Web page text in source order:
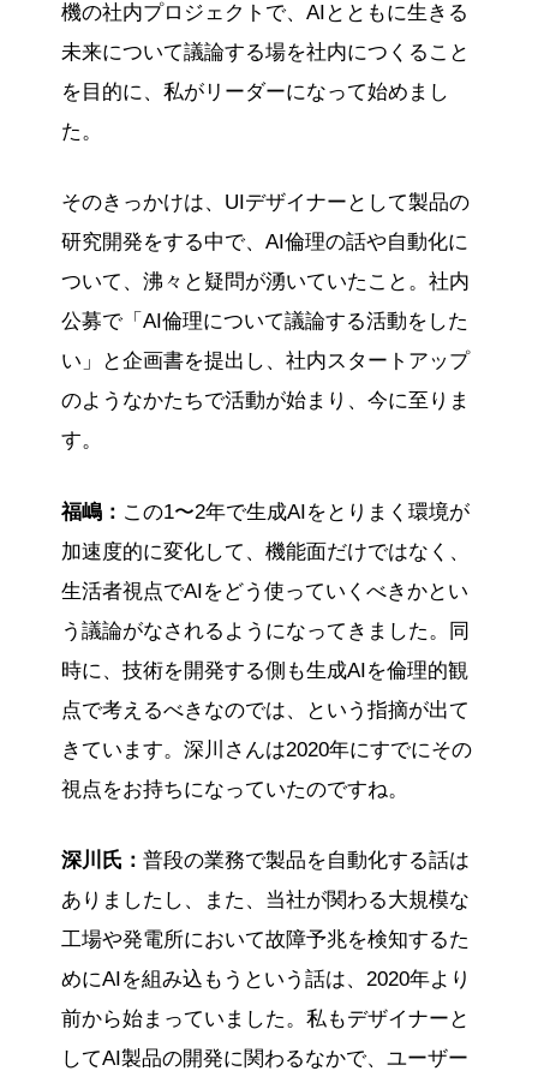
機の社内プロジェクトで、AIとともに生きる
未来について議論する場を社内につくること
を目的に、私がリーダーになって始めまし
た。
そのきっかけは、UIデザイナーとして製品の
研究開発をする中で、AI倫理の話や自動化に
ついて、沸々と疑問が湧いていたこと。社内
公募で「AI倫理について議論する活動をした
い」と企画書を提出し、社内スタートアップ
のようなかたちで活動が始まり、今に至りま
す。
福嶋： この1〜2年で生成AIをとりまく環境が
加速度的に変化して、機能面だけではなく、
生活者視点でAIをどう使っていくべきかとい
う議論がなされるようになってきました。同
時に、技術を開発する側も生成AIを倫理的観
点で考えるべきなのでは、という指摘が出て
きています。深川さんは2020年にすでにその
視点をお持ちになっていたのですね。
深川氏： 普段の業務で製品を自動化する話は
ありましたし、また、当社が関わる大規模な
工場や発電所において故障予兆を検知するた
めにAIを組み込もうという話は、2020年より
前から始まっていました。私もデザイナーと
してAI製品の開発に関わるなかで、ユーザー